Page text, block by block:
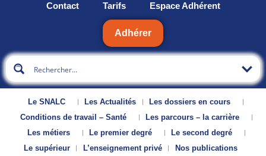
Contact Tarifs Espace Adhérent
Adhérer
Le SNALC Les Actualités
Les dossiers en cours
Conditions de travail – Santé
Les parcours – la carrière
Les métiers
Le premier degré
Le second degré
Le supérieur
L’enseignement privé Nos publications